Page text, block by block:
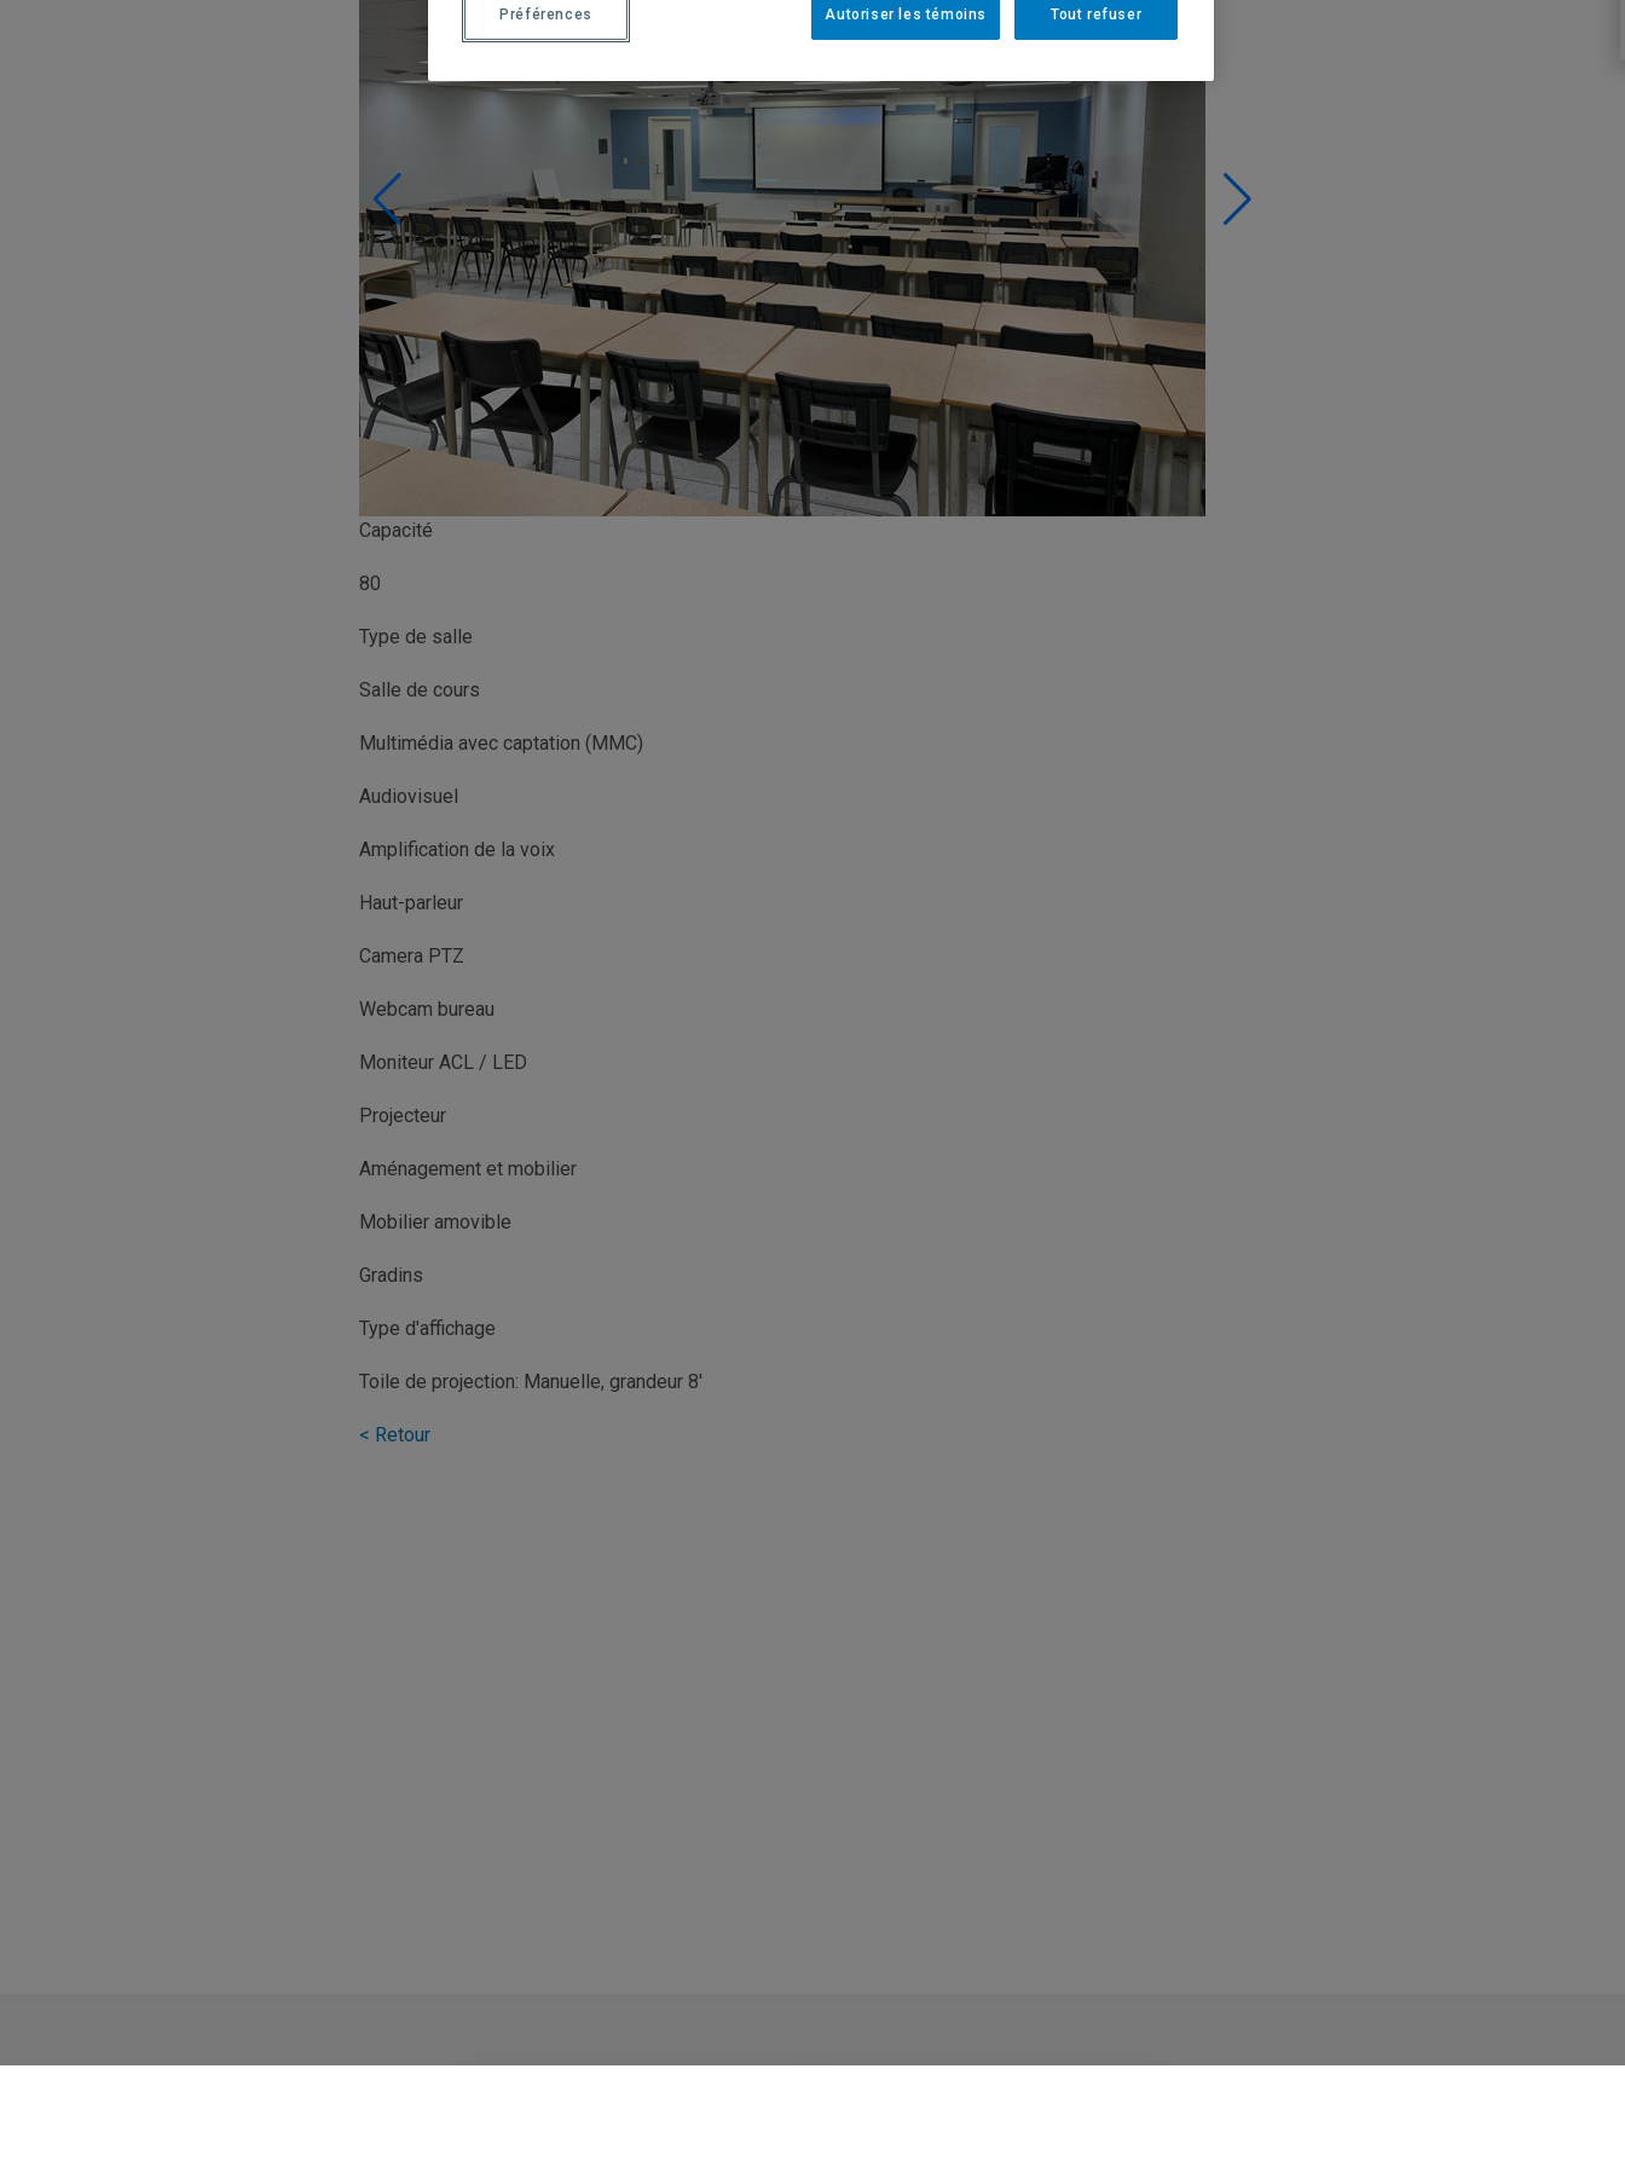
Capacité
80
Type de salle
Salle de cours
Multimédia avec captation (MMC)
Audiovisuel
Amplification de la voix
Haut-parleur
Camera PTZ
Webcam bureau
Moniteur ACL / LED
Projecteur
Aménagement et mobilier
Mobilier amovible
Gradins
Type d'affichage
Toile de projection: Manuelle, grandeur 8'
< Retour
Tout refuser
Autoriser les témoins
Préférences